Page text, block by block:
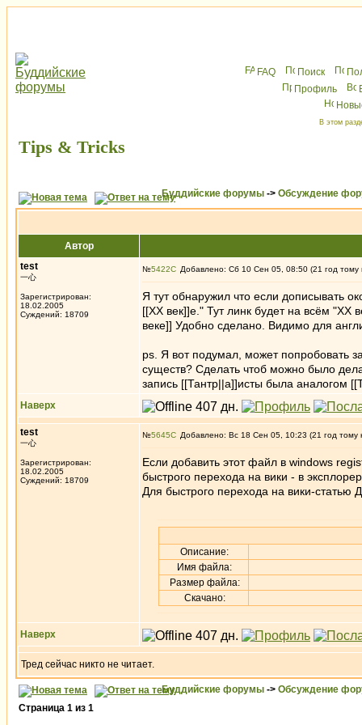
FAQ Поиск
Профиль
В этом
Tips & Tricks
Буддийские форумы -> Обсуждение
Автор
test
一心
Зарегистрирован:
18.02.2005
Суждений: 18709
№5422 Добавлено: Сб 10 Сен 05, 08:50 (21 год тому
Я тут обнаружил что если дописывать
[[XX век]]е." Тут линк будет на всём "XX
веке]] Удобно сделано. Видимо для
ps. Я вот подумал, может попробовать
существ? Сделать чтоб можно было
запись [[Тантр||а]]исты была аналогом
Наверх
test
一心
Зарегистрирован:
18.02.2005
Суждений: 18709
№5645 Добавлено: Вс 18 Сен 05, 10:23 (21 год тому
Если добавить этот файл в windows
быстрого перехода на вики - в
Для быстрого перехода на вики-статью
Описание:
Имя файла:
Размер файла:
Скачано:
Наверх
Тред сейчас никто не читает.
Буддийские форумы -> Обсуждение
Страница 1 из 1